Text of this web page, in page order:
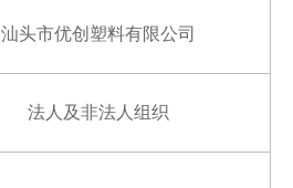
汕头市优创塑料有限公司
法人及非法人组织